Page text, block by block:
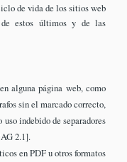
de vida de los sitios web
estos últimos y de las
alguna página web, como
sin el marcado correcto,
indebido de separadores
2.1].
en PDF u otros formatos